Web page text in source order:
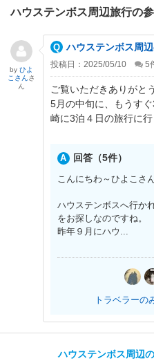
ハウステンボス周辺旅行の
ハウステンボス周
投稿日：2025/05/10 5
ご覧いただきありがと
5月の中旬に、もうす
崎に3泊４日の旅行に行
回答（5件）
こんにちわ～ひよこさん
ハウステンボスへ行か
をお探しなのですね。
昨年９月にハウ ...
トラベラーの
by ひよ
こさんさ
ん
ハウステンボス周辺